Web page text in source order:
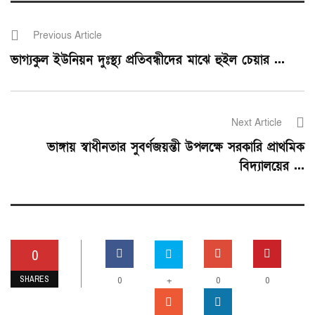
Previous Article
ভাগ্যকুল ইউনিয়ন দুঃস্থ্য প্রতিবন্ধীদের মাঝে হুইল চেয়ার ...
Next Article
ভাঙ্গায় স্বাধীনতার সুবর্ণজয়ন্তী উপলক্ষে সরকারি প্রাথমিক
বিদ্যালয়ের ...
0
SHARES 0 + 0 0